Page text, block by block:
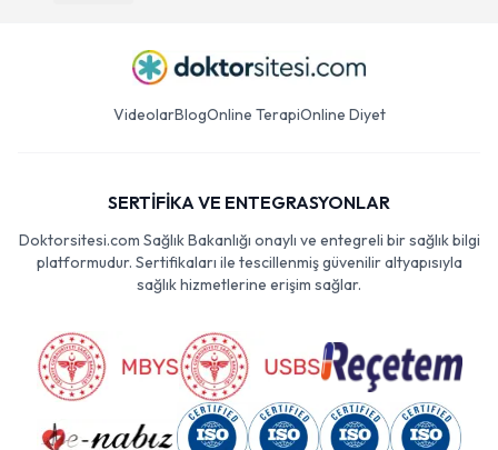
VideolarBlogOnline TerapiOnline Diyet
SERTİFİKA VE ENTEGRASYONLAR
Doktorsitesi.com Sağlık Bakanlığı onaylı ve entegreli bir sağlık bilgi
platformudur. Sertifikaları ile tescillenmiş güvenilir altyapısıyla
sağlık hizmetlerine erişim sağlar.